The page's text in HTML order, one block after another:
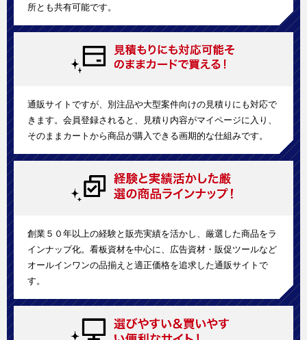
所とも共有可能です。
通販サイトですが、別注品や大型案件向けの見積りにも対応で
きます。会員登録されると、見積り内容がマイページに入り、
そのままカートから商品が購入できる画期的な仕組みです。
創業５０年以上の経験と販売実績を活かし、厳選した商品をラ
インナップ化。看板資材を中心に、広告資材・販促ツールなど
オールインワンの品揃えと適正価格を追求した通販サイトで
す。